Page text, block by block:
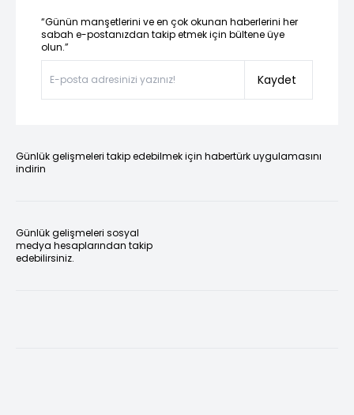
“Günün manşetlerini ve en çok okunan haberlerini her
sabah e-postanızdan takip etmek için bültene üye
olun.”
Kaydet
Günlük gelişmeleri takip edebilmek için habertürk uygulamasını
indirin
Günlük gelişmeleri sosyal
medya hesaplarından takip
edebilirsiniz.